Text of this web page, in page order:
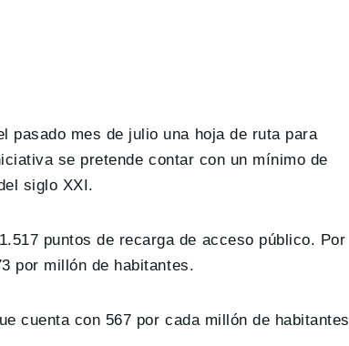
pasado mes de julio una hoja de ruta para
se pretende contar con un mínimo de
siglo XXI.
puntos de recarga de acceso público. Por
por millón de habitantes.
cuenta con 567 por cada millón de habitantes